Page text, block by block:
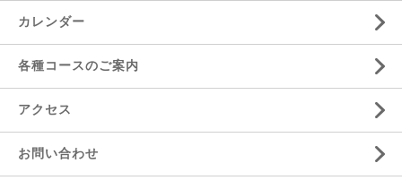
カレンダー
各種コースのご案内
アクセス
お問い合わせ